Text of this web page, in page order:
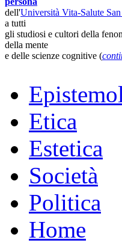
dell'Università Vita-Salute
a tutti
gli studiosi e cultori della
della mente
e delle scienze cognitive (
Etica
Estetica
Società
Politica
Home